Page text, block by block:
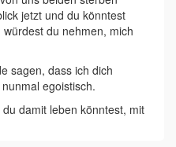
jetzt und du könntest
du nehmen, mich
sagen, dass ich dich
egoistisch.
damit leben könntest, mit